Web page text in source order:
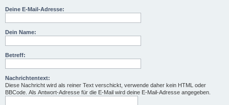
Deine E-Mail-Adresse:
Dein Name:
Betreff:
Nachrichtentext:
Diese Nachricht wird als reiner Text verschickt, verwende daher kein HTML oder
BBCode. Als Antwort-Adresse für die E-Mail wird deine E-Mail-Adresse angegeben.